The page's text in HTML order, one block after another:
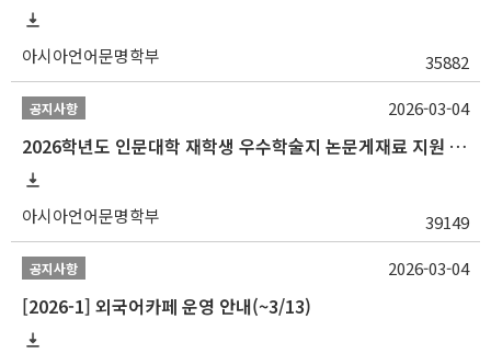
아시아언어문명학부 35882
공지사항
2026학년도 인문대학 재학생 우수학술지 논문게재료 지원 안내
아시아언어문명학부 39149
2026-03-04
공지사항
[2026-1] 외국어카페 운영 안내(~3/13)
2026-03-04